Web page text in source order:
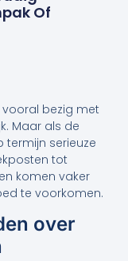
Of
bezig met
Maar als de
termijn serieuze
tot
komen vaker
te voorkomen.
over